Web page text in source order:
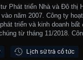
Phát triển Nhà và Đô thị
năm 2007. Công ty
triển và kinh doanh bất
từ tháng 11/2018.
với các dự án Khu đô thị
Lịch sử trả cổ tức